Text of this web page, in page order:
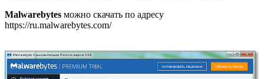
Malwarebytes можно скачать по адресу
https://ru.malwarebytes.com/